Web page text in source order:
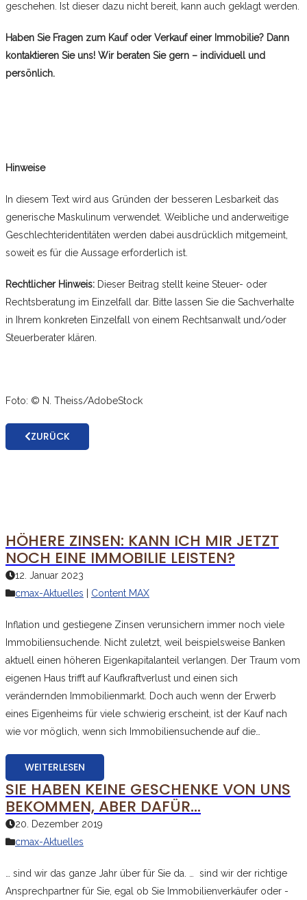
geschehen. Ist dieser dazu nicht bereit, kann auch geklagt werden.
Haben Sie Fragen zum Kauf oder Verkauf einer Immobilie? Dann
kontaktieren Sie uns! Wir beraten Sie gern – individuell und
persönlich.
Hinweise
In diesem Text wird aus Gründen der besseren Lesbarkeit das
generische Maskulinum verwendet. Weibliche und anderweitige
Geschlechteridentitäten werden dabei ausdrücklich mitgemeint,
soweit es für die Aussage erforderlich ist.
Rechtlicher Hinweis: Dieser Beitrag stellt keine Steuer- oder
Rechtsberatung im Einzelfall dar. Bitte lassen Sie die Sachverhalte
in Ihrem konkreten Einzelfall von einem Rechtsanwalt und/oder
Steuerberater klären.
Foto: © N. Theiss/AdobeStock
ZURÜCK
HÖHERE ZINSEN: KANN ICH MIR JETZT
NOCH EINE IMMOBILIE LEISTEN?
12. Januar 2023
cmax-Aktuelles
Content MAX
Inflation und gestiegene Zinsen verunsichern immer noch viele
Immobiliensuchende. Nicht zuletzt, weil beispielsweise Banken
aktuell einen höheren Eigenkapitalanteil verlangen. Der Traum vom
eigenen Haus trifft auf Kaufkraftverlust und einen sich
verändernden Immobilienmarkt. Doch auch wenn der Erwerb
eines Eigenheims für viele schwierig erscheint, ist der Kauf nach
wie vor möglich, wenn sich Immobiliensuchende auf die…
WEITERLESEN
SIE HABEN KEINE GESCHENKE VON UNS
BEKOMMEN, ABER DAFÜR…
20. Dezember 2019
cmax-Aktuelles
… sind wir das ganze Jahr über für Sie da. … sind wir der richtige
Ansprechpartner für Sie, egal ob Sie Immobilienverkäufer oder -